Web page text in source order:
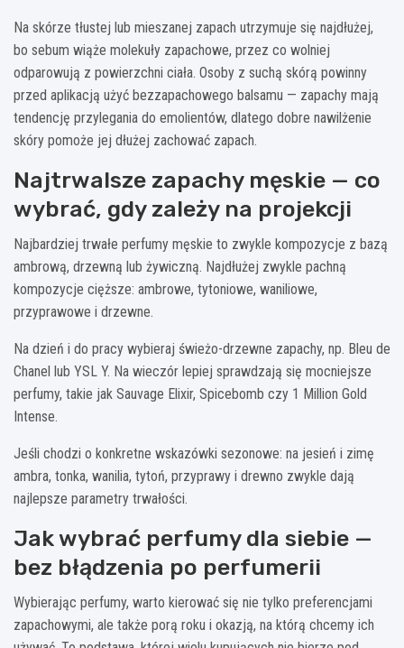
Na skórze tłustej lub mieszanej zapach utrzymuje się najdłużej,
bo sebum wiąże molekuły zapachowe, przez co wolniej
odparowują z powierzchni ciała. Osoby z suchą skórą powinny
przed aplikacją użyć bezzapachowego balsamu — zapachy mają
tendencję przylegania do emolientów, dlatego dobre nawilżenie
skóry pomoże jej dłużej zachować zapach.
Najtrwalsze zapachy męskie — co
wybrać, gdy zależy na projekcji
Najbardziej trwałe perfumy męskie to zwykle kompozycje z bazą
ambrową, drzewną lub żywiczną. Najdłużej zwykle pachną
kompozycje cięższe: ambrowe, tytoniowe, waniliowe,
przyprawowe i drzewne.
Na dzień i do pracy wybieraj świeżo-drzewne zapachy, np. Bleu de
Chanel lub YSL Y. Na wieczór lepiej sprawdzają się mocniejsze
perfumy, takie jak Sauvage Elixir, Spicebomb czy 1 Million Gold
Intense.
Jeśli chodzi o konkretne wskazówki sezonowe: na jesień i zimę
ambra, tonka, wanilia, tytoń, przyprawy i drewno zwykle dają
najlepsze parametry trwałości.
Jak wybrać perfumy dla siebie —
bez błądzenia po perfumerii
Wybierając perfumy, warto kierować się nie tylko preferencjami
zapachowymi, ale także porą roku i okazją, na którą chcemy ich